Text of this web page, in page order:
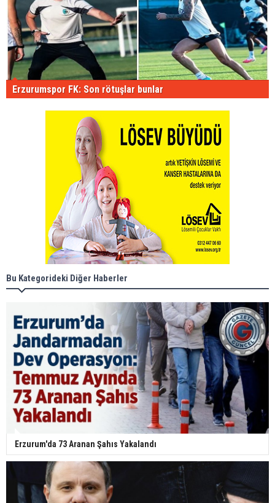
Erzurumspor FK: Son rötuşlar bunlar
Bu Kategorideki Diğer Haberler
Erzurum'da 73 Aranan Şahıs Yakalandı